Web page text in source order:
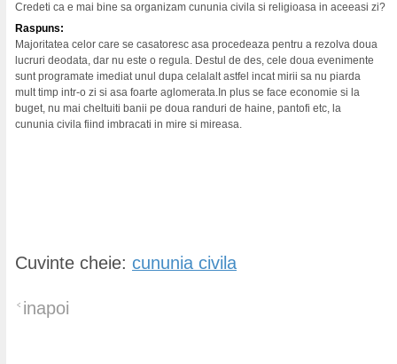
Credeti ca e mai bine sa organizam cununia civila si religioasa in aceeasi zi?
Raspuns:
Majoritatea celor care se casatoresc asa procedeaza pentru a rezolva doua
lucruri deodata, dar nu este o regula. Destul de des, cele doua evenimente
sunt programate imediat unul dupa celalalt astfel incat mirii sa nu piarda
mult timp intr-o zi si asa foarte aglomerata.In plus se face economie si la
buget, nu mai cheltuiti banii pe doua randuri de haine, pantofi etc, la
cununia civila fiind imbracati in mire si mireasa.
Cuvinte cheie: cununia civila
inapoi